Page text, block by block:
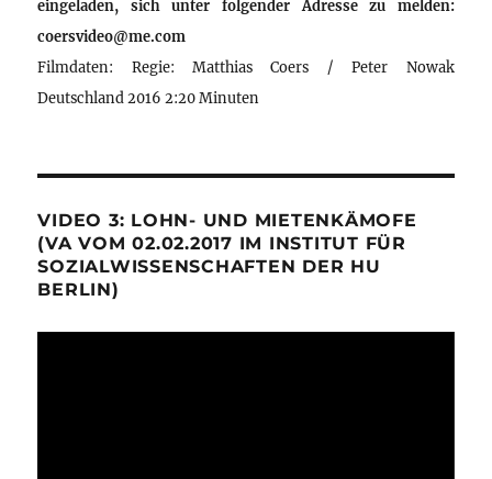
eingeladen, sich unter folgender Adresse zu melden:
coersvideo@me.com
Filmdaten: Regie: Matthias Coers / Peter Nowak
Deutschland 2016 2:20 Minuten
VIDEO 3: LOHN- UND MIETENKÄMOFE
(VA VOM 02.02.2017 IM INSTITUT FÜR
SOZIALWISSENSCHAFTEN DER HU
BERLIN)